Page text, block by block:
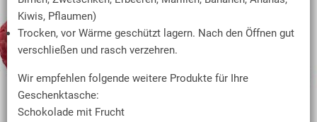
Kiwis, Pflaumen)
Trocken, vor Wärme geschützt lagern. Nach den Öffnen gut
verschließen und rasch verzehren.
Wir empfehlen folgende weitere Produkte für Ihre
Geschenktasche:
Schokolade mit Frucht